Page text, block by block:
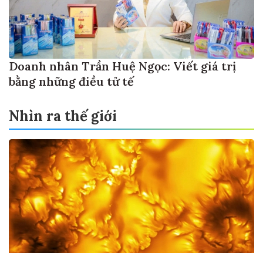
Doanh nhân Trần Huệ Ngọc: Viết giá trị
bằng những điều tử tế
Nhìn ra thế giới